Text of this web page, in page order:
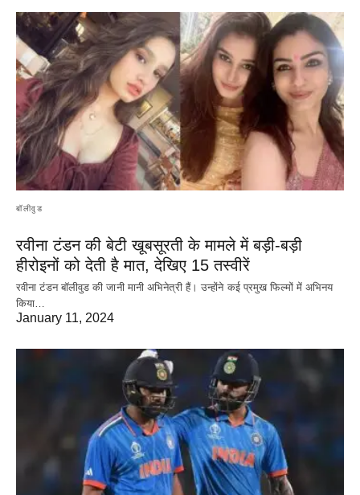
बॉलीवुड
रवीना टंडन की बेटी खूबसूरती के मामले में बड़ी-बड़ी
हीरोइनों को देती है मात, देखिए 15 तस्वीरें
रवीना टंडन बॉलीवुड की जानी मानी अभिनेत्री हैं। उन्होंने कई प्रमुख फिल्मों में अभिनय
किया…
January 11, 2024